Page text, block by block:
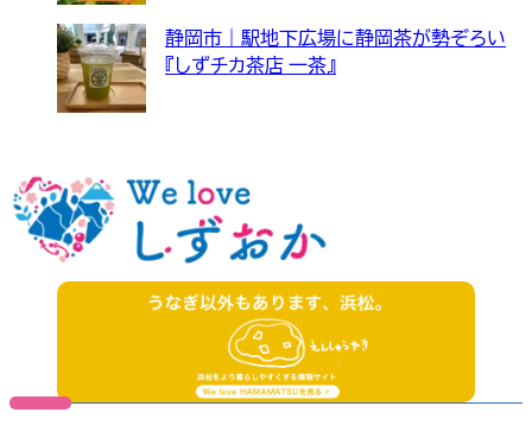
静岡市｜駅地下広場に静岡茶が勢ぞろい
『しずチカ茶店 一茶』